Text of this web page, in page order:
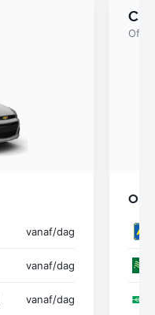
vanaf/dag
vanaf/dag
vanaf/dag
Of